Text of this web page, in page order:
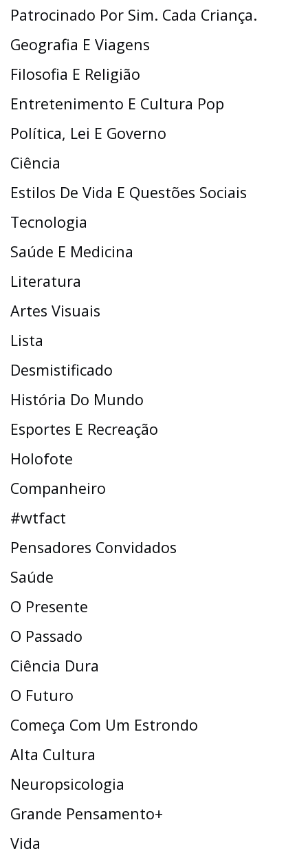
Patrocinado Por Sim. Cada Criança.
Geografia E Viagens
Filosofia E Religião
Entretenimento E Cultura Pop
Política, Lei E Governo
Ciência
Estilos De Vida E Questões Sociais
Tecnologia
Saúde E Medicina
Literatura
Artes Visuais
Lista
Desmistificado
História Do Mundo
Esportes E Recreação
Holofote
Companheiro
#wtfact
Pensadores Convidados
Saúde
O Presente
O Passado
Ciência Dura
O Futuro
Começa Com Um Estrondo
Alta Cultura
Neuropsicologia
Grande Pensamento+
Vida